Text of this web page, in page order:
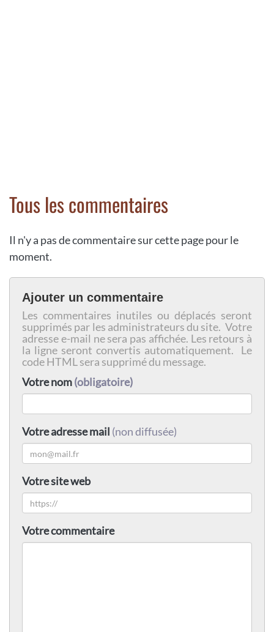
Tous les commentaires
Il n'y a pas de commentaire sur cette page pour le
moment.
Ajouter un commentaire
Les commentaires inutiles ou déplacés seront
supprimés par les administrateurs du site. Votre
adresse e-mail ne sera pas affichée. Les retours à
la ligne seront convertis automatiquement. Le
code HTML sera supprimé du message.
Votre nom(obligatoire)
Votre adresse mail (non diffusée)
Votre site web
Votre commentaire